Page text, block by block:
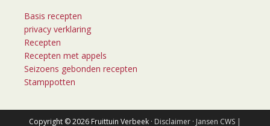
Basis recepten
privacy verklaring
Recepten
Recepten met appels
Seizoens gebonden recepten
Stamppotten
Copyright © 2026 Fruittuin Verbeek · Disclaimer · Jansen CWS |